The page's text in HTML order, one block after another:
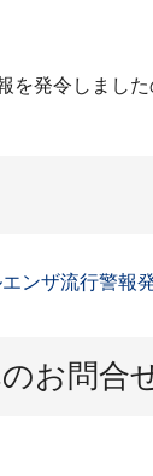
を発令しました
ンザ流行警報
お問合